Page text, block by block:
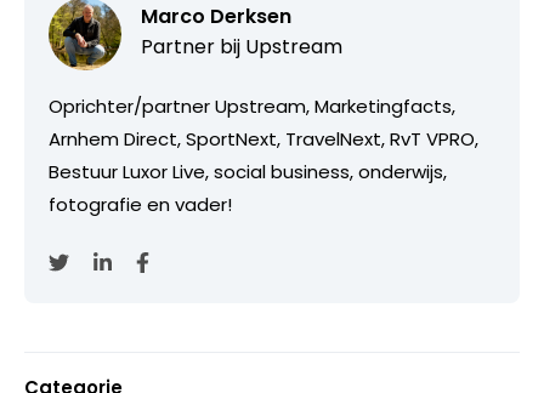
Marco Derksen
Partner bij Upstream
Oprichter/partner Upstream, Marketingfacts,
Arnhem Direct, SportNext, TravelNext, RvT VPRO,
Bestuur Luxor Live, social business, onderwijs,
fotografie en vader!
Categorie